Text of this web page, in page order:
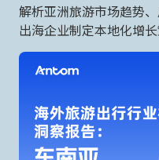
解析亚洲旅游市场趋势
出海企业制定本地化增